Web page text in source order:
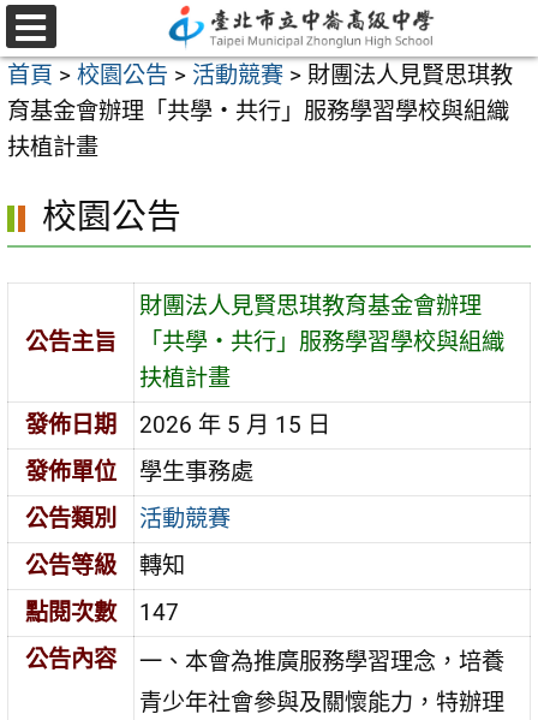
跳
至
主
要
內
區
選
單
首頁 > 校園公告 > 活動競賽 > 財團法人見賢思琪教
育基金會辦理「共學・共行」服務學習學校與組織
扶植計畫
校園公告
公告主旨
財團法人見賢思琪教育基金會辦理
「共學・共行」服務學習學校與組織
扶植計畫
發佈日期
2026 年 5 月 15 日
發佈單位
學生事務處
公告類別
活動競賽
公告等級
轉知
點閱次數
147
公告內容
一、本會為推廣服務學習理念，培養
青少年社會參與及關懷能力，特辦理